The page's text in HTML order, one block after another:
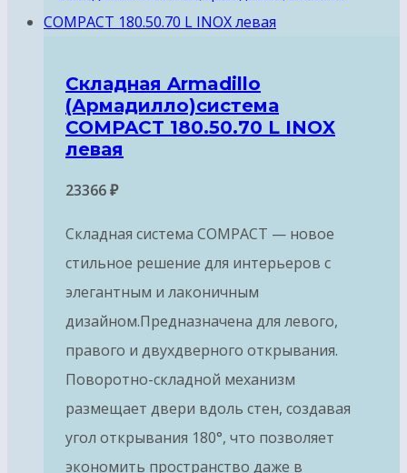
Складная Armadillo
(Армадилло)система
COMPACT 180.50.70 L INOX
левая
23366₽
Складная система COMPACT — новое
стильное решение для интерьеров с
элегантным и лаконичным
дизайном.Предназначена для левого,
правого и двухдверного открывания.
Поворотно-складной механизм
размещает двери вдоль стен, создавая
угол открывания 180°, что позволяет
экономить пространство даже в